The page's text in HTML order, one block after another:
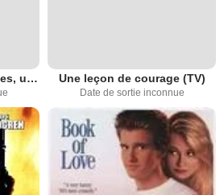
Trois filles, trois mariages, un tour du monde! Une leçon de courage (TV)
Date de sortie inconnue